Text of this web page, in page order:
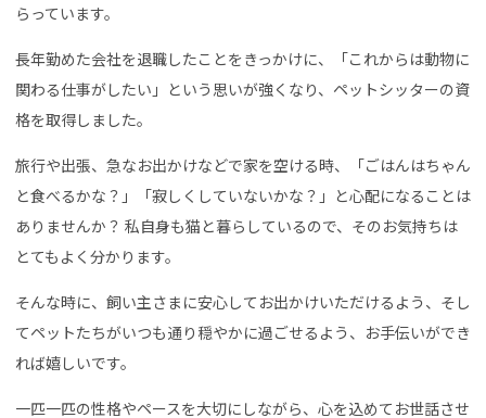
らっています。
長年勤めた会社を退職したことをきっかけに、「これからは動物に
関わる仕事がしたい」という思いが強くなり、ペットシッターの資
格を取得しました。
旅行や出張、急なお出かけなどで家を空ける時、「ごはんはちゃん
と食べるかな？」「寂しくしていないかな？」と心配になることは
ありませんか？ 私自身も猫と暮らしているので、そのお気持ちは
とてもよく分かります。
そんな時に、飼い主さまに安心してお出かけいただけるよう、そし
てペットたちがいつも通り穏やかに過ごせるよう、お手伝いができ
れば嬉しいです。
一匹一匹の性格やペースを大切にしながら、心を込めてお世話させ